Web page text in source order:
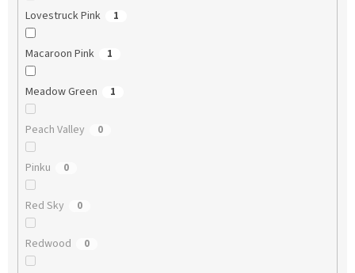
Lovestruck Pink 1
Macaroon Pink 1
Meadow Green 1
Peach Valley 0
Pinku 0
Red Sky 0
Redwood 0